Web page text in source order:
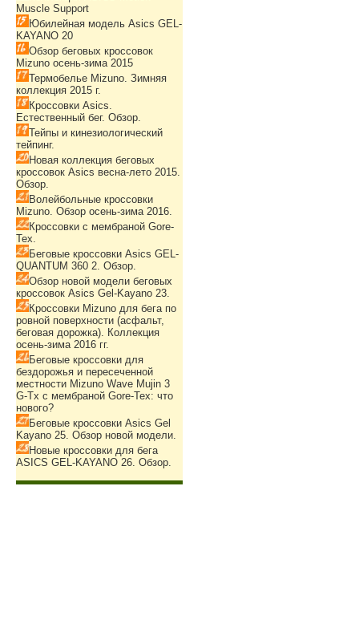
Muscle Support
Юбилейная модель Asics GEL-
KAYANO 20
Обзор беговых кроссовок
Mizuno осень-зима 2015
Термобелье Mizuno. Зимняя
коллекция 2015 г.
Кроссовки Asics.
Естественный бег. Обзор.
Тейпы и кинезиологический
тейпинг.
Новая коллекция беговых
кроссовок Asics весна-лето 2015.
Обзор.
Волейбольные кроссовки
Mizuno. Обзор осень-зима 2016.
Кроссовки с мембраной Gore-
Tex.
Беговые кроссовки Asics GEL-
QUANTUM 360 2. Обзор.
Обзор новой модели беговых
кроссовок Asics Gel-Kayano 23.
Кроссовки Mizuno для бега по
ровной поверхности (асфальт,
беговая дорожка). Коллекция
осень-зима 2016 гг.
Беговые кроссовки для
бездорожья и пересеченной
местности Mizuno Wave Mujin 3
G-Tx с мембраной Gore-Tex: что
нового?
Беговые кроссовки Asics Gel
Kayano 25. Обзор новой модели.
Новые кроссовки для бега
ASICS GEL-KAYANO 26. Обзор.